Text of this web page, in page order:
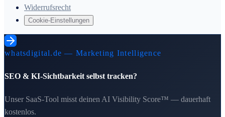
Widerrufsrecht
Cookie-Einstellungen
whatsdigital.de — Marketing Intelligence
SEO & KI-Sichtbarkeit selbst tracken?
Unser SaaS-Tool misst deinen AI Visibility Score™ — dauerhaft
kostenlos.